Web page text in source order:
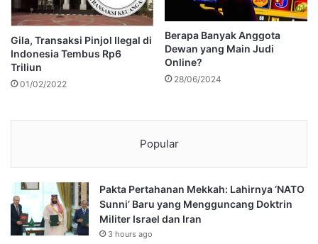
Gila, Transaksi Pinjol Ilegal di
Indonesia Tembus Rp6
Triliun
01/02/2022
Berapa Banyak Anggota
Dewan yang Main Judi
Online?
28/06/2024
Popular
Pakta Pertahanan Mekkah: Lahirnya ‘NATO
Sunni’ Baru yang Mengguncang Doktrin
Militer Israel dan Iran
3 hours ago